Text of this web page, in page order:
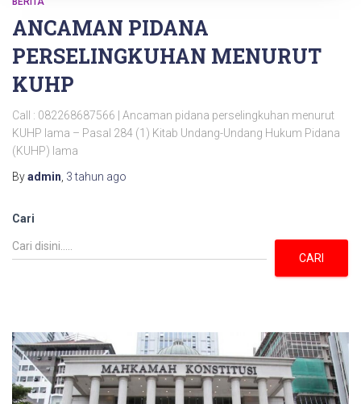
ANCAMAN PIDANA
PERSELINGKUHAN MENURUT
KUHP
Call : 082268687566 | Ancaman pidana perselingkuhan menurut
KUHP lama – Pasal 284 (1) Kitab Undang-Undang Hukum Pidana
(KUHP) lama
Byadmin 3 tahun ago
Cari
CARI